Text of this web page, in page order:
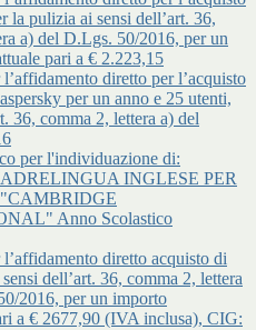
la pulizia ai sensi dell’art. 36,
a) del D.Lgs. 50/2016, per un
pari a € 2.223,15
diretto per l’acquisto
per un anno e 25 utenti,
36, comma 2, lettera a) del
per l'individuazione di:
INGLESE PER
Anno Scolastico
diretto acquisto di
dell’art. 36, comma 2, lettera
2016, per un importo
a € 2677,90 (IVA inclusa), CIG: